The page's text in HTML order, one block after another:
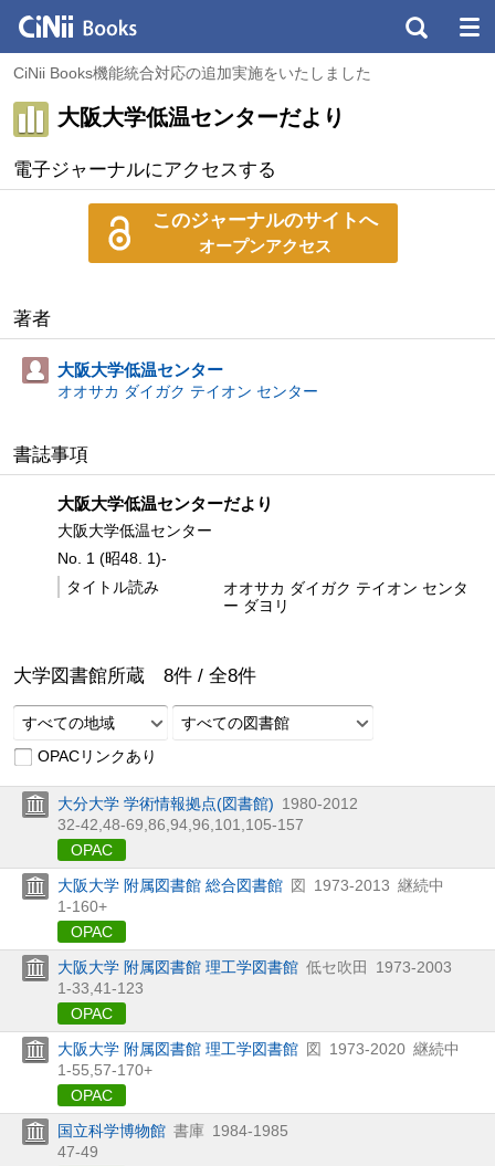
CiNii Books機能統合対応の追加実施をいたしました
大阪大学低温センターだより
電子ジャーナルにアクセスする
このジャーナルのサイトへ
オープンアクセス
著者
大阪大学低温センター
オオサカ ダイガク テイオン センター
書誌事項
大阪大学低温センターだより
大阪大学低温センター
No. 1 (昭48. 1)-
タイトル読み
オオサカ ダイガク テイオン センタ
ー ダヨリ
大学図書館所蔵 8件 / 全8件
すべての地域
すべての図書館
OPACリンクあり
大分大学 学術情報拠点(図書館) 1980-2012
32-42, 48-69, 86, 94, 96, 101, 105-157
OPAC
大阪大学 附属図書館 総合図書館 図 1973-2013 継続中
1-160+
OPAC
大阪大学 附属図書館 理工学図書館 低セ吹田
1973-2003
1-33, 41-123
OPAC
大阪大学 附属図書館 理工学図書館 図 1973-2020 継続中
1-55, 57-170+
OPAC
国立科学博物館 書庫 1984-1985
47-49